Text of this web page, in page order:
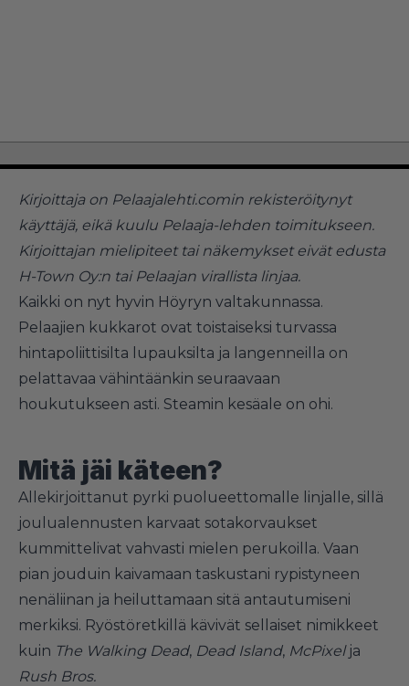
Kirjoittaja on Pelaajalehti.comin rekisteröitynyt
käyttäjä, eikä kuulu Pelaaja-lehden toimitukseen.
Kirjoittajan mielipiteet tai näkemykset eivät edusta
H-Town Oy:n tai Pelaajan virallista linjaa.
Kaikki on nyt hyvin Höyryn valtakunnassa.
Pelaajien kukkarot ovat toistaiseksi turvassa
hintapoliittisilta lupauksilta ja langenneilla on
pelattavaa vähintäänkin seuraavaan
houkutukseen asti. Steamin kesäale on ohi.
Mitä jäi käteen?
Allekirjoittanut pyrki puolueettomalle linjalle, sillä
joulualennusten karvaat sotakorvaukset
kummittelivat vahvasti mielen perukoilla. Vaan
pian jouduin kaivamaan taskustani rypistyneen
nenäliinan ja heiluttamaan sitä antautumiseni
merkiksi. Ryöstöretkillä kävivät sellaiset nimikkeet
kuin The Walking Dead, Dead Island, McPixelja
Rush Bros.